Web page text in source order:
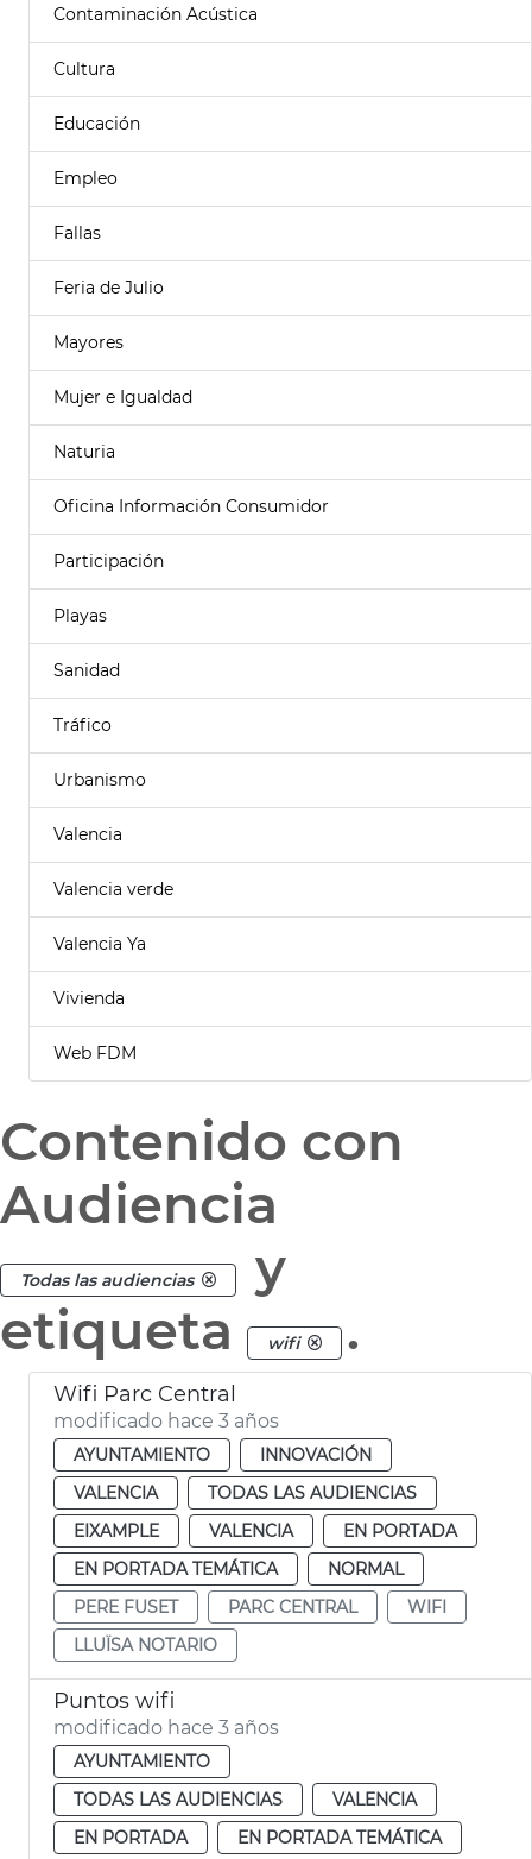
Contaminación Acústica
Cultura
Educación
Empleo
Fallas
Feria de Julio
Mayores
Mujer e Igualdad
Naturia
Oficina Información Consumidor
Participación
Playas
Sanidad
Tráfico
Urbanismo
Valencia
Valencia verde
Valencia Ya
Vivienda
Web FDM
Contenido con
Audiencia
Todas las audiencias
y
etiqueta
wifi .
Wifi Parc Central
modificado hace 3 años
AYUNTAMIENTO
INNOVACIÓN
VALENCIA
TODAS LAS AUDIENCIAS
EIXAMPLE
VALENCIA
EN PORTADA
EN PORTADA TEMÁTICA
NORMAL
PERE FUSET
PARC CENTRAL
WIFI
LLUÏSA NOTARIO
Puntos wifi
modificado hace 3 años
AYUNTAMIENTO
TODAS LAS AUDIENCIAS
VALENCIA
EN PORTADA
EN PORTADA TEMÁTICA